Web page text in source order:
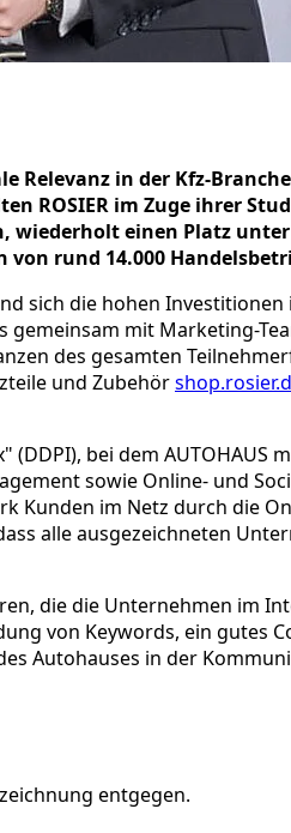
Relevanz in der Kfz-
ROSIER im Zuge ihrer
wiederholt einen Platz
rund 14.000
sich die hohen
gemeinsam mit Marketing-
des gesamten
und Zubehör
bei dem AUTOHAUS
sowie Online- und
Kunden im Netz durch die
alle ausgezeichneten
die die Unternehmen im
von Keywords, ein gutes
Autohauses in der
entgegen.